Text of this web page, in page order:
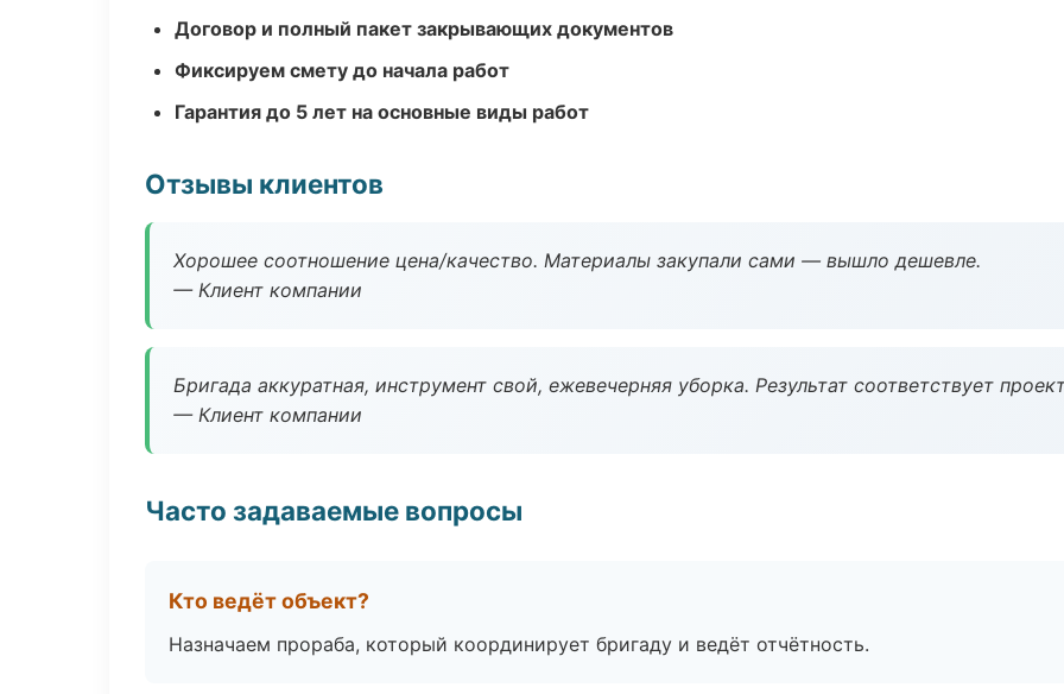
Договор и полный пакет закрывающих документов
Фиксируем смету до начала работ
Гарантия до 5 лет на основные виды работ
Отзывы клиентов
Хорошее соотношение цена/качество. Материалы закупали сами — вышло дешевле.
— Клиент компании
Бригада аккуратная, инструмент свой, ежевечерняя уборка. Результат соответствует
— Клиент компании
Часто задаваемые вопросы
Кто ведёт объект?
Назначаем прораба, который координирует бригаду и ведёт отчётность.